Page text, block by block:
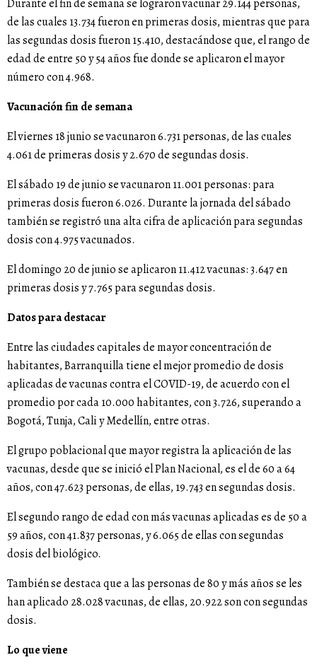
Durante el fin de semana se lograron vacunar 29.144 personas,
de las cuales 13.734 fueron en primeras dosis, mientras que para
las segundas dosis fueron 15.410, destacándose que, el rango de
edad de entre 50 y 54 años fue donde se aplicaron el mayor
número con 4.968.
Vacunación fin de semana
El viernes 18 junio se vacunaron 6.731 personas, de las cuales
4.061 de primeras dosis y 2.670 de segundas dosis.
El sábado 19 de junio se vacunaron 11.001 personas: para
primeras dosis fueron 6.026. Durante la jornada del sábado
también se registró una alta cifra de aplicación para segundas
dosis con 4.975 vacunados.
El domingo 20 de junio se aplicaron 11.412 vacunas: 3.647 en
primeras dosis y 7.765 para segundas dosis.
Datos para destacar
Entre las ciudades capitales de mayor concentración de
habitantes, Barranquilla tiene el mejor promedio de dosis
aplicadas de vacunas contra el COVID-19, de acuerdo con el
promedio por cada 10.000 habitantes, con 3.726, superando a
Bogotá, Tunja, Cali y Medellín, entre otras.
El grupo poblacional que mayor registra la aplicación de las
vacunas, desde que se inició el Plan Nacional, es el de 60 a 64
años, con 47.623 personas, de ellas, 19.743 en segundas dosis.
El segundo rango de edad con más vacunas aplicadas es de 50 a
59 años, con 41.837 personas, y 6.065 de ellas con segundas
dosis del biológico.
También se destaca que a las personas de 80 y más años se les
han aplicado 28.028 vacunas, de ellas, 20.922 son con segundas
dosis.
Lo que viene